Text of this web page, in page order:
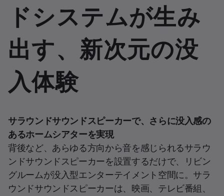
ドシステムが生み
出す、新次元の没
入体験
サラウンドサウンドスピーカーで、さらに没入感の
あるホームシアターを実現
背後など、あらゆる方向から音を感じられるサラウ
ンドサウンドスピーカーを設置するだけで、リビン
グルームが没入型エンターテイメント空間に。サラ
ウンドサウンドスピーカーは、映画、テレビ番組、